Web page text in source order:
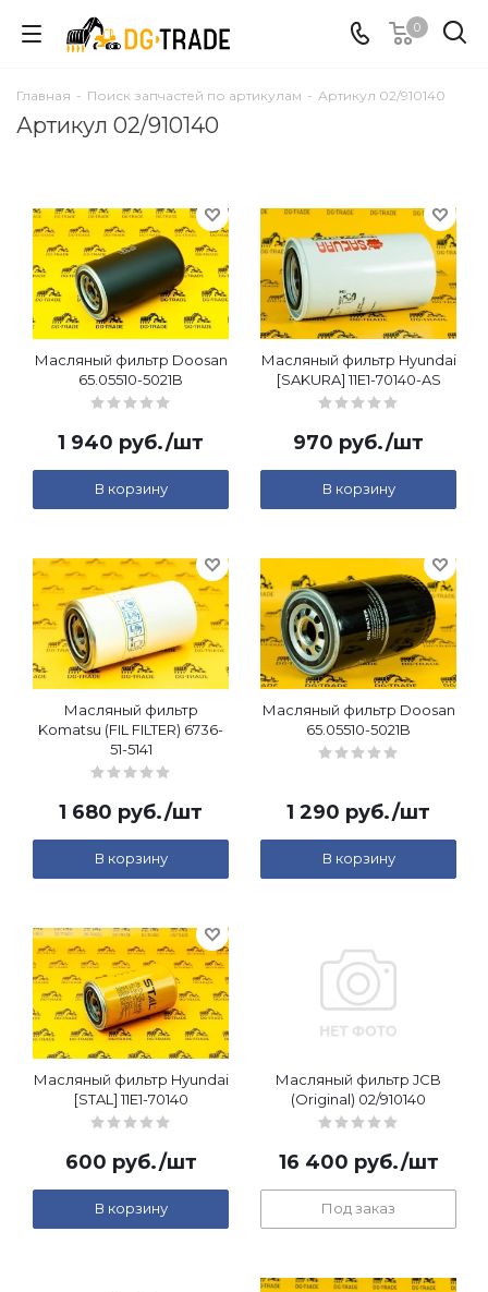
0
Главная - Поиск запчастей по артикулам - Артикул 02/910140
Артикул 02/910140
Масляный фильтр Doosan
65.05510-5021B
1 940 руб./шт
В корзину
Масляный фильтр Hyundai
[SAKURA] 11E1-70140-AS
970 руб./шт
В корзину
Масляный фильтр
Komatsu (FIL FILTER) 6736-
51-5141
1 680 руб./шт
В корзину
Масляный фильтр Doosan
65.05510-5021B
1 290 руб./шт
В корзину
Масляный фильтр Hyundai
[STAL] 11E1-70140
600 руб./шт
В корзину
Масляный фильтр JCB
(Original) 02/910140
16 400 руб./шт
Под заказ